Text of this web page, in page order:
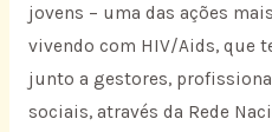
jovens – uma das ações
vivendo com HIV/Aids, que
junto a gestores,
sociais, através da Rede